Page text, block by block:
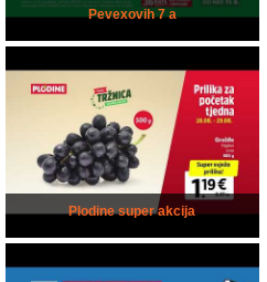
Pevexovih 7 a
Plodine super akcija